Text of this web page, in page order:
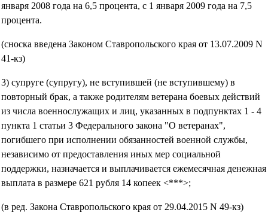
января 2008 года на 6,5 процента, с 1 января 2009 года на 7,5
процента.
(сноска введена Законом Ставропольского края от 13.07.2009 N
41-кз)
3) супруге (супругу), не вступившей (не вступившему) в
повторный брак, а также родителям ветерана боевых действий
из числа военнослужащих и лиц, указанных в подпунктах 1 - 4
пункта 1 статьи 3 Федерального закона "О ветеранах",
погибшего при исполнении обязанностей военной службы,
независимо от предоставления иных мер социальной
поддержки, назначается и выплачивается ежемесячная денежная
выплата в размере 621 рубля 14 копеек <***>;
(в ред. Закона Ставропольского края от 29.04.2015 N 49-кз)